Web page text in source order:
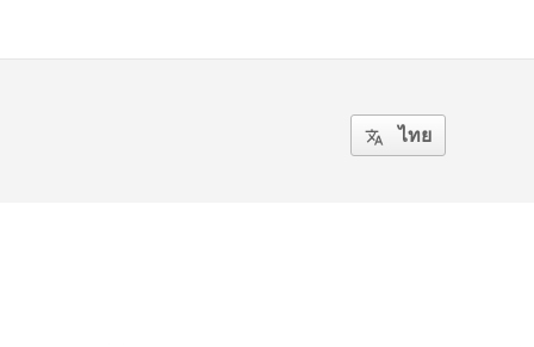
 ไทย